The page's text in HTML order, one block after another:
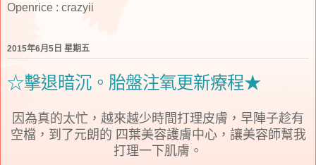
Openrice : crazyii
2015年6月5日 星期五
☆擊退暗沉。胎盤注氧更新療程★
因為真的太忙，越來越少時間打理皮膚，早陣子趁有
空檔，到了元朗的 四葉美容護膚中心，讓美容師幫我
打理一下肌膚。